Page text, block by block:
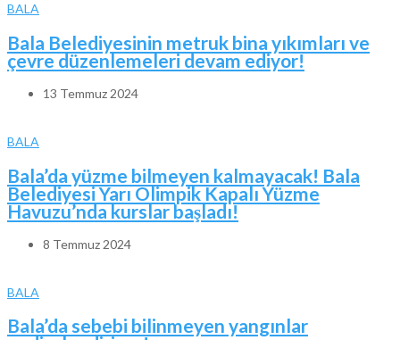
BALA
Bala Belediyesinin metruk bina yıkımları ve
çevre düzenlemeleri devam ediyor!
13 Temmuz 2024
BALA
Bala’da yüzme bilmeyen kalmayacak! Bala
Belediyesi Yarı Olimpik Kapalı Yüzme
Havuzu’nda kurslar başladı!
8 Temmuz 2024
BALA
Bala’da sebebi bilinmeyen yangınlar